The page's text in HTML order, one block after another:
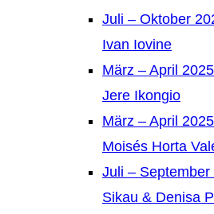
Juli – Oktober
Ivan Iovine
März – April
Jere Ikongio
März – April
Moisés Horta
Juli –
Sikau & Denisa